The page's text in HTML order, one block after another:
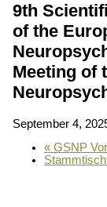
9th
of the
Meeting of
September 4,
«GSNP